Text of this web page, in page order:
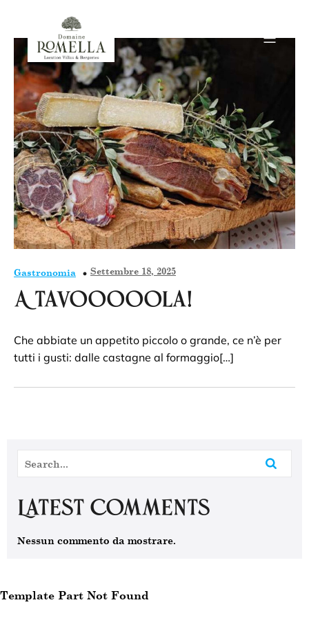
Gastronomia Settembre 18, 2025
A tavooooola!
Che abbiate un appetito piccolo o grande, ce n’è per
tutti i gusti: dalle castagne al formaggio[…]
Latest Comments
Nessun commento da mostrare.
Template Part Not Found